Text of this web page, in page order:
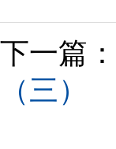
下一篇：
（三）